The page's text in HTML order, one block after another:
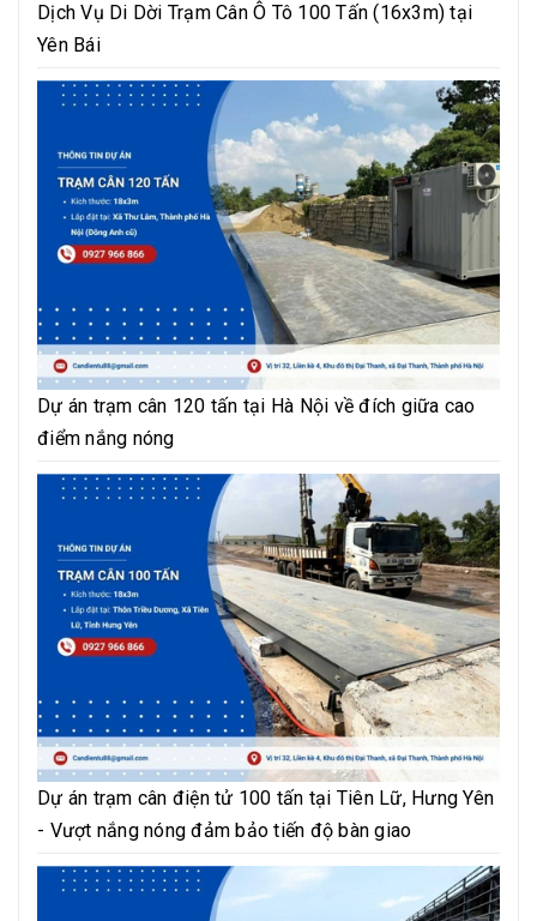
Dịch Vụ Di Dời Trạm Cân Ô Tô 100 Tấn (16x3m) tại
Yên Bái
Dự án trạm cân 120 tấn tại Hà Nội về đích giữa cao
điểm nắng nóng
Dự án trạm cân điện tử 100 tấn tại Tiên Lữ, Hưng Yên
- Vượt nắng nóng đảm bảo tiến độ bàn giao